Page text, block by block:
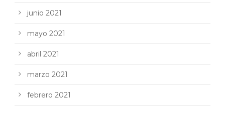
junio 2021
mayo 2021
abril 2021
marzo 2021
febrero 2021